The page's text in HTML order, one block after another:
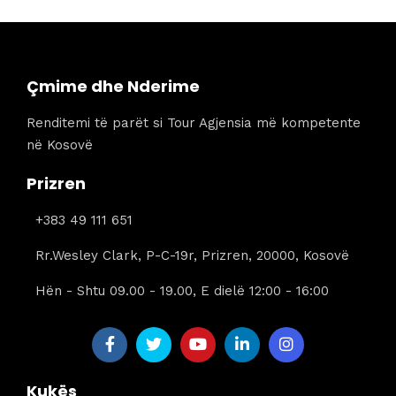
1179 €.është:
Çmime dhe Nderime
Renditemi të parët si Tour Agjensia më kompetente
në Kosovë
Prizren
+383 49 111 651
Rr.Wesley Clark, P-C-19r, Prizren, 20000, Kosovë
Hën - Shtu 09.00 - 19.00, E dielë 12:00 - 16:00
Kukës